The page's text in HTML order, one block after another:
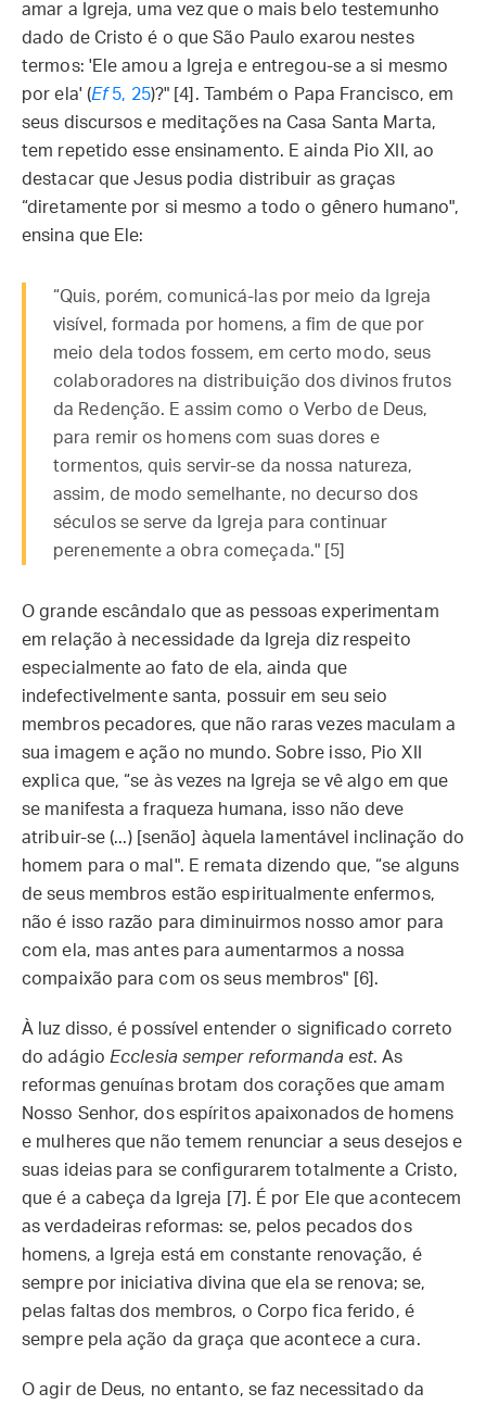
amar a Igreja, uma vez que o mais belo testemunho
dado de Cristo é o que São Paulo exarou nestes
termos: 'Ele amou a Igreja e entregou-se a si mesmo
por ela' (Ef5, 25)?" [4]. Também o Papa Francisco, em
seus discursos e meditações na Casa Santa Marta,
tem repetido esse ensinamento. E ainda Pio XII, ao
destacar que Jesus podia distribuir as graças
“diretamente por si mesmo a todo o gênero humano",
ensina que Ele:
“Quis, porém, comunicá-las por meio da Igreja
visível, formada por homens, a fim de que por
meio dela todos fossem, em certo modo, seus
colaboradores na distribuição dos divinos frutos
da Redenção. E assim como o Verbo de Deus,
para remir os homens com suas dores e
tormentos, quis servir-se da nossa natureza,
assim, de modo semelhante, no decurso dos
séculos se serve da Igreja para continuar
perenemente a obra começada." [5]
O grande escândalo que as pessoas experimentam
em relação à necessidade da Igreja diz respeito
especialmente ao fato de ela, ainda que
indefectivelmente santa, possuir em seu seio
membros pecadores, que não raras vezes maculam a
sua imagem e ação no mundo. Sobre isso, Pio XII
explica que, “se às vezes na Igreja se vê algo em que
se manifesta a fraqueza humana, isso não deve
atribuir-se (...) [senão] àquela lamentável inclinação do
homem para o mal". E remata dizendo que, “se alguns
de seus membros estão espiritualmente enfermos,
não é isso razão para diminuirmos nosso amor para
com ela, mas antes para aumentarmos a nossa
compaixão para com os seus membros" [6].
À luz disso, é possível entender o significado correto
do adágio Ecclesia semper reformanda est. As
reformas genuínas brotam dos corações que amam
Nosso Senhor, dos espíritos apaixonados de homens
e mulheres que não temem renunciar a seus desejos e
suas ideias para se configurarem totalmente a Cristo,
que é a cabeça da Igreja [7]. É por Ele que acontecem
as verdadeiras reformas: se, pelos pecados dos
homens, a Igreja está em constante renovação, é
sempre por iniciativa divina que ela se renova; se,
pelas faltas dos membros, o Corpo fica ferido, é
sempre pela ação da graça que acontece a cura.
O agir de Deus, no entanto, se faz necessitado da